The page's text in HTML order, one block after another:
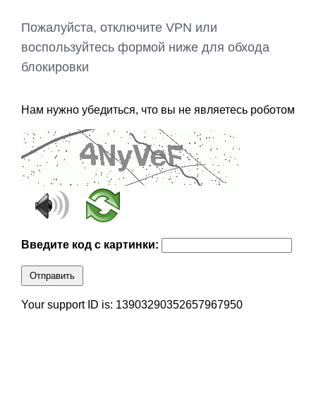
Пожалуйста, отключите VPN или
воспользуйтесь формой ниже для обхода
блокировки
Нам нужно убедиться, что вы не являетесь роботом
Введите код с картинки:
Отправить
Your support ID is: 13903290352657967950